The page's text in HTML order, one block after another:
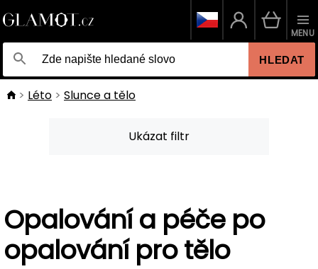
HLEDAT
MENU
Léto Slunce a tělo
Ukázat filtr
Opalování a péče po
opalování pro tělo